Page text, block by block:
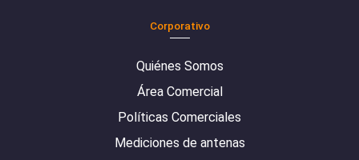
Corporativo
Quiénes Somos
Área Comercial
Políticas Comerciales
Mediciones de antenas